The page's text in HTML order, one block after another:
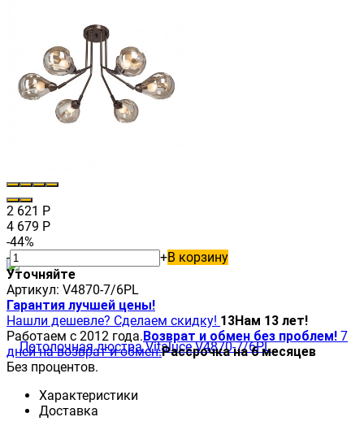
2 621 Р
4 679 Р
-44%
-
+В корзину
Уточняйте
Артикул: V4870-7/6PL
Гарантия лучшей цены!
Нашли дешевле? Сделаем скидку! 13Нам 13 лет!
Работаем с 2012 года.Возврат и обмен без проблем! 7
дней на возврат и обмен.Рассрочка на 6 месяцев
Без процентов.
Характеристики
Доставка